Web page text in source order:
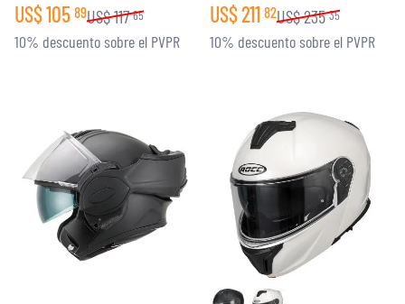
US$105 89US$117 65
10% descuento sobre el PVPR
US$211 82US$235 35
10% descuento sobre el PVPR